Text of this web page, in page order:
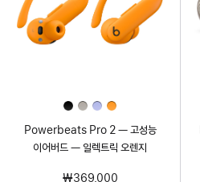
Powerbeats Pro 2 — 고성능
이어버드 — 일렉트릭 오렌지
₩369,000